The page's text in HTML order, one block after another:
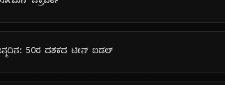
50ರ ದಶಕದ ಟೀನ್ ಐಡಲ್